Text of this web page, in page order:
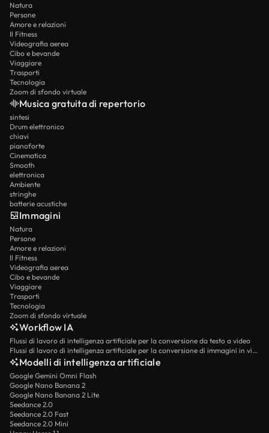
Natura
Persone
Amore e relazioni
Il Fitness
Videografia aerea
Cibo e bevande
Viaggiare
Trasporti
Tecnologia
Zoom di sfondo virtuale
Musica gratuita di repertorio
sintesi
Drum elettronico
chiavi
pianoforte
Cinematica
Smooth
elettronica
Ambiente
stringhe
batterie acustiche
Immagini
Natura
Persone
Amore e relazioni
Il Fitness
Videografia aerea
Cibo e bevande
Viaggiare
Trasporti
Tecnologia
Zoom di sfondo virtuale
Workflow IA
Flussi di lavoro di intelligenza artificiale per la conversione da testo a video
Flussi di lavoro di intelligenza artificiale per la conversione di immagini in video
Modelli di intelligenza artificiale
Google Gemini Omni Flash
Google Nano Banana 2
Google Nano Banana 2 Lite
Seedance 2.0
Seedance 2.0 Fast
Seedance 2.0 Mini